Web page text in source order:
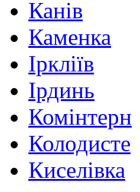
Канів
Каменка
Іркліїв
Ірдинь
Комінтерн
Колодисте
Киселівка